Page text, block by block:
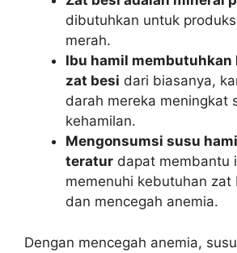
dibutuhkan untuk
merah.
Ibu hamil membutuhkan
zat besi dari biasanya,
darah mereka meningkat
kehamilan.
Mengonsumsi susu
teratur dapat membantu
memenuhi kebutuhan zat
dan mencegah anemia.
Dengan mencegah anemia,